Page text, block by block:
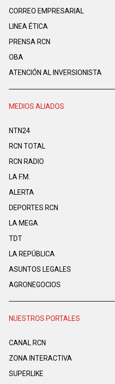
CORREO EMPRESARIAL
LINEA ÉTICA
PRENSA RCN
OBA
ATENCIÓN AL INVERSIONISTA
MEDIOS ALIADOS
NTN24
RCN TOTAL
RCN RADIO
LA F.M.
ALERTA
DEPORTES RCN
LA MEGA
TDT
LA REPÚBLICA
ASUNTOS LEGALES
AGRONEGOCIOS
NUESTROS PORTALES
CANAL RCN
ZONA INTERACTIVA
SUPERLIKE